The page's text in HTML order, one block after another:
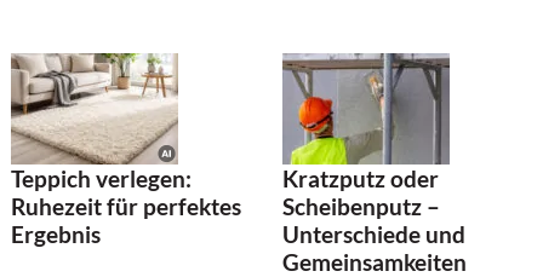
Teppich verlegen:
Ruhezeit für perfektes
Ergebnis
Kratzputz oder
Scheibenputz –
Unterschiede und
Gemeinsamkeiten